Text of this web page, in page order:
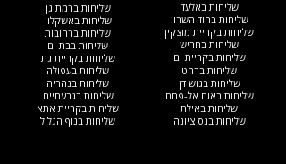
שליחות באלעד
שליחות בהוד השרון
שליחות בקריית מוצקין
שליחות בחריש
שליחות בקריית ים​
שליחות ברמת גן
שליחות באשקלון
שליחות ברחובות
שליחות בבת ים
שליחות בקריית גת
שליחות ברהט
שליחות בגוש דן
שליחות באום אל-פחם
שליחות באילת
שליחות בנס ציונה
שליחות בעפולה
שליחות בנהריה
שליחות בגבעתיים
שליחות בקריית אתא
שליחות בנוף הגליל